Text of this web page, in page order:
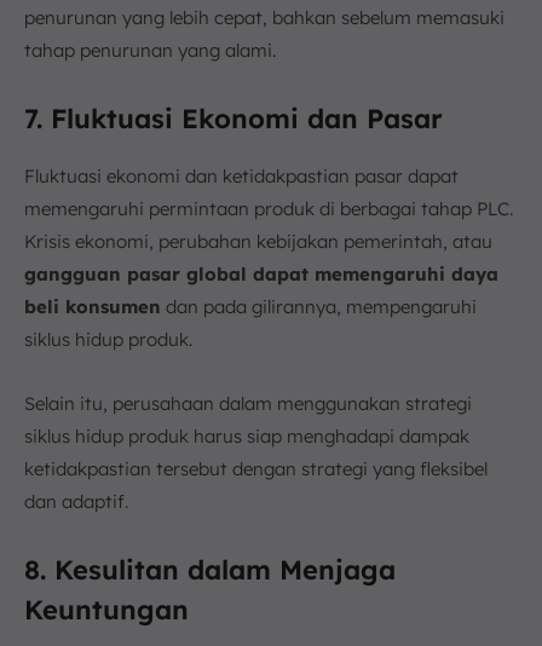
penurunan yang lebih cepat, bahkan sebelum memasuki
tahap penurunan yang alami.
7. Fluktuasi Ekonomi dan Pasar
Fluktuasi ekonomi dan ketidakpastian pasar dapat
memengaruhi permintaan produk di berbagai tahap PLC.
Krisis ekonomi, perubahan kebijakan pemerintah, atau
gangguan pasar global dapat memengaruhi daya
beli konsumen dan pada gilirannya, mempengaruhi
siklus hidup produk.
Selain itu, perusahaan dalam menggunakan strategi
siklus hidup produk harus siap menghadapi dampak
ketidakpastian tersebut dengan strategi yang fleksibel
dan adaptif.
8. Kesulitan dalam Menjaga
Keuntungan